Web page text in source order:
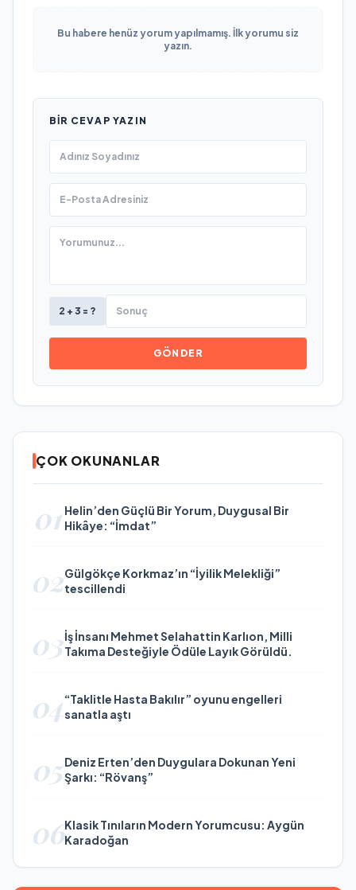
Bu habere henüz yorum yapılmamış. İlk yorumu siz
yazın.
BIR CEVAP YAZIN
2 + 3 = ?
GÖNDER
ÇOK OKUNANLAR
01 Helin’den Güçlü Bir Yorum, Duygusal Bir
Hikâye: “İmdat”
02Gülgökçe Korkmaz’ın “İyilik Melekliği”
tescillendi
03İş İnsanı Mehmet Selahattin Karlıon, Milli
Takıma Desteğiyle Ödüle Layık Görüldü.
04“Taklitle Hasta Bakılır” oyunu engelleri
sanatla aştı
05Deniz Erten’den Duygulara Dokunan Yeni
Şarkı: “Rövanş”
06Klasik Tınıların Modern Yorumcusu: Aygün
Karadoğan